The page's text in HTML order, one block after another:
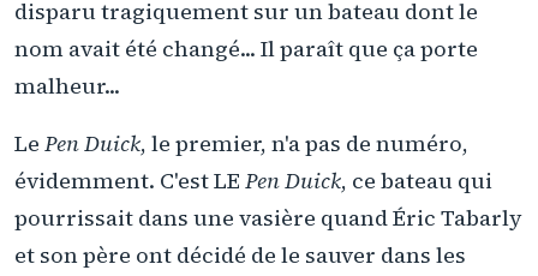
disparu tragiquement sur un bateau dont le
nom avait été changé... Il paraît que ça porte
malheur...
Le Pen Duick, le premier, n'a pas de numéro,
évidemment. C'est LE Pen Duick, ce bateau qui
pourrissait dans une vasière quand Éric Tabarly
et son père ont décidé de le sauver dans les